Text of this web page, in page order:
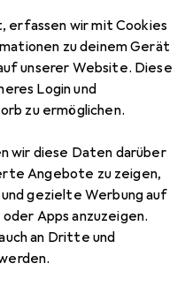
erfassen wir mit Cookies
zu deinem Gerät
unserer Website. Diese
Login und
zu ermöglichen.
wir diese Daten darüber
Angebote zu zeigen,
gezielte Werbung auf
Apps anzuzeigen.
an Dritte und
Relais
Relais
zum Produkt 2N IP
Klingel +